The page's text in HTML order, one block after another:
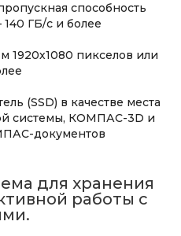
способность
ГБ/с и более
1920х1080 пикселов или
(SSD) в качестве места
системы, КОМПАС-3D и
документов
для хранения
работы с